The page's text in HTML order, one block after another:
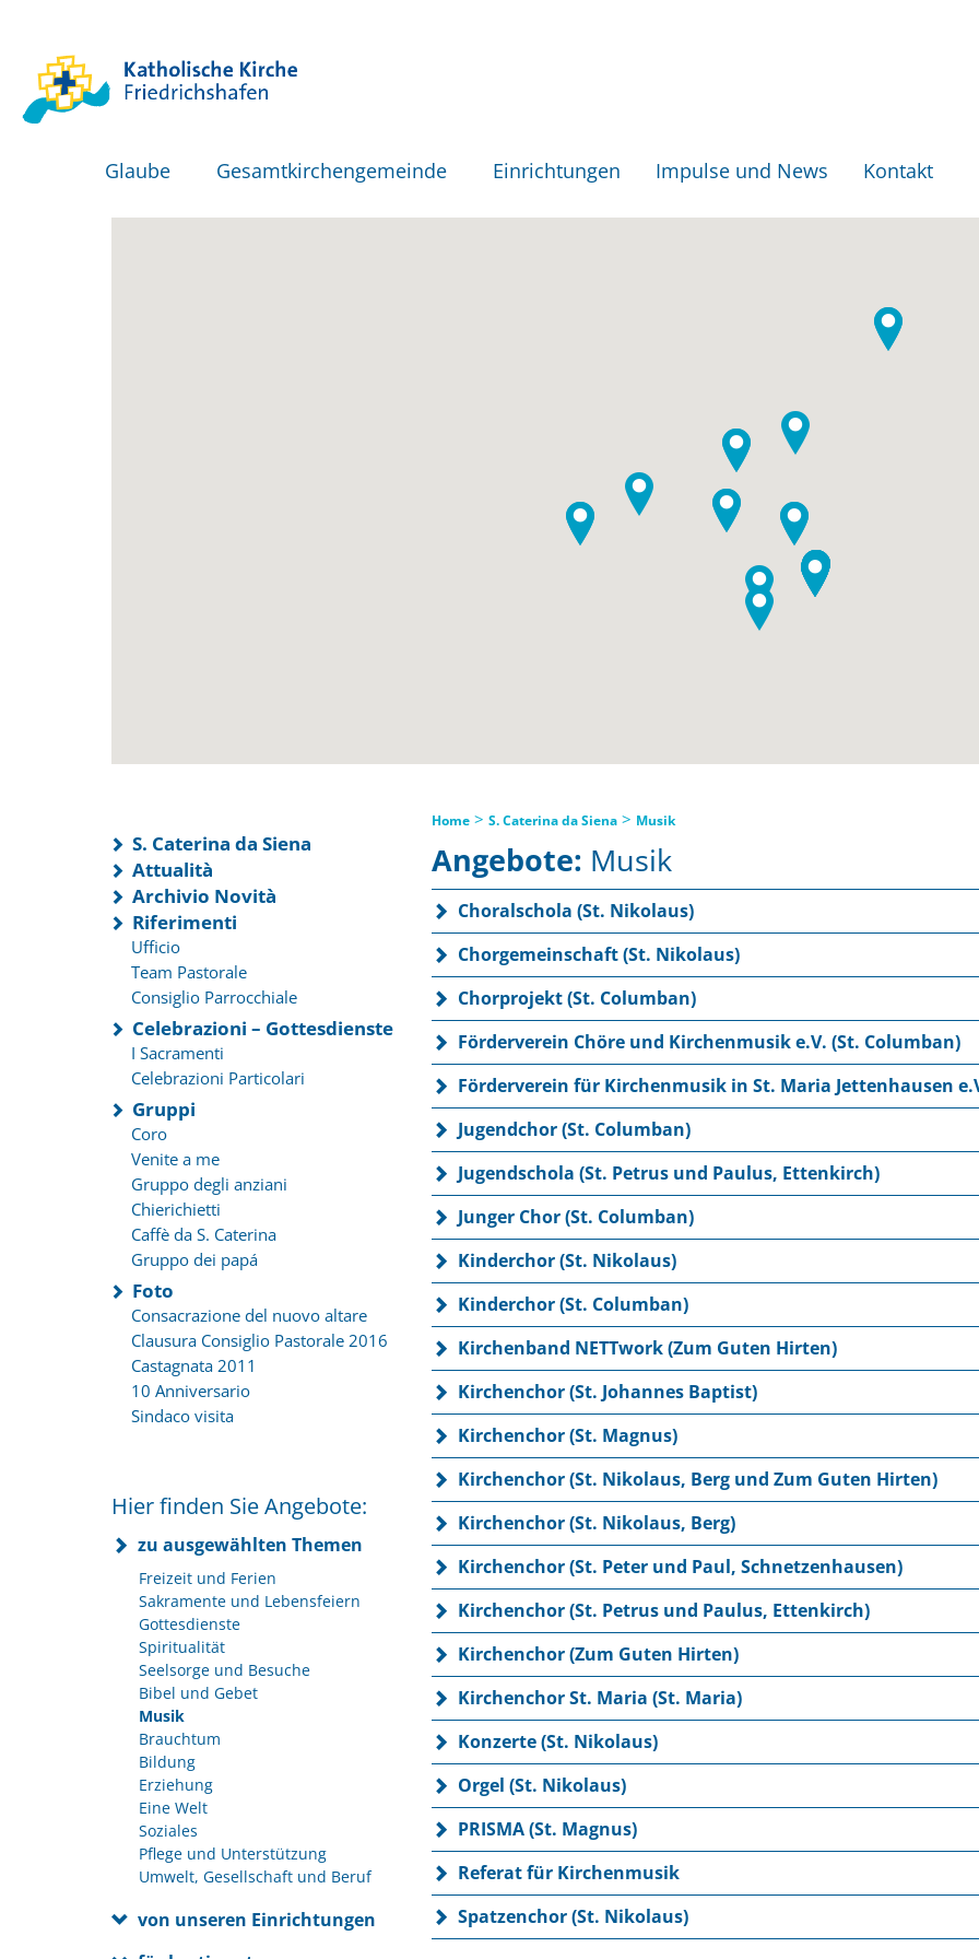
Glaube Gesamtkirchengemeinde Einrichtungen Impulse und News Kontakt
S. Caterina da Siena
Attualità
Archivio Novità
Riferimenti
Ufficio
Team Pastorale
Consiglio Parrocchiale
Celebrazioni – Gottesdienste
I Sacramenti
Celebrazioni Particolari
Gruppi
Coro
Venite a me
Gruppo degli anziani
Chierichietti
Caffè da S. Caterina
Gruppo dei papá
Foto
Consacrazione del nuovo altare
Clausura Consiglio Pastorale 2016
Castagnata 2011
10 Anniversario
Sindaco visita
Hier finden Sie Angebote:
zu ausgewählten Themen
Freizeit und Ferien
Sakramente und Lebensfeiern
Gottesdienste
Spiritualität
Seelsorge und Besuche
Bibel und Gebet
Musik
Brauchtum
Bildung
Erziehung
Eine Welt
Soziales
Pflege und Unterstützung
Umwelt, Gesellschaft und Beruf
von unseren Einrichtungen
Home> S. Caterina da Siena> Musik
Angebote: Musik
Choralschola (St. Nikolaus)
Chorgemeinschaft (St. Nikolaus)
Chorprojekt (St. Columban)
Förderverein Chöre und Kirchenmusik e.V. (St. Columban)
Förderverein für Kirchenmusik in St. Maria Jettenhausen
Jugendchor (St. Columban)
Jugendschola (St. Petrus und Paulus, Ettenkirch)
Junger Chor (St. Columban)
Kinderchor (St. Nikolaus)
Kinderchor (St. Columban)
Kirchenband NETTwork (Zum Guten Hirten)
Kirchenchor (St. Johannes Baptist)
Kirchenchor (St. Magnus)
Kirchenchor (St. Nikolaus, Berg und Zum Guten Hirten)
Kirchenchor (St. Nikolaus, Berg)
Kirchenchor (St. Peter und Paul, Schnetzenhausen)
Kirchenchor (St. Petrus und Paulus, Ettenkirch)
Kirchenchor (Zum Guten Hirten)
Kirchenchor St. Maria (St. Maria)
Konzerte (St. Nikolaus)
Orgel (St. Nikolaus)
PRISMA (St. Magnus)
Referat für Kirchenmusik
Spatzenchor (St. Nikolaus)